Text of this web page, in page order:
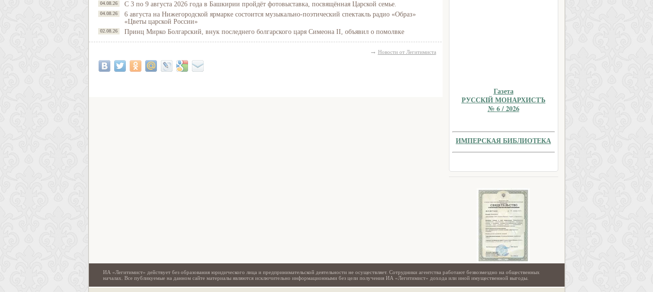
04.08.26 С 3 по 9 августа 2026 года в Башкирии пройдёт фотовыставка, посвящённая Царской семье.
04.08.26
6 августа на Нижегородской ярмарке состоится музыкально-поэтический спектакль радио «Образ»
«Цветы царской России»
02.08.26 Принц Мирко Болгарский, внук последнего болгарского царя Симеона II, объявил о помолвке
→ Новости от Легитимиста
Газета
РУССКIЙ МОНАРХИСТЪ
№ 6 / 2026
ИМПЕРСКАЯ БИБЛИОТЕКА
ИА «Легитимист» действует без образования юридического лица и предпринимательской деятельности не осуществляет. Сотрудники агентства работают безвозмездно на общественных
началах. Все публикуемые на данном сайте материалы являются исключительно информационными без цели получения ИА «Легитимист» дохода или иной имущественной выгоды.